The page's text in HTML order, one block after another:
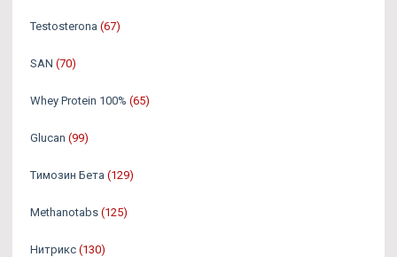
Testosterona (67)
SAN (70)
Whey Protein 100% (65)
Glucan (99)
Tимозин Бета (129)
Methanotabs (125)
Нитрикс (130)